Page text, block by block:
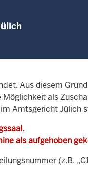
Aus diesem
als
Amtsgericht Jülich
als aufgehoben
(z.B.